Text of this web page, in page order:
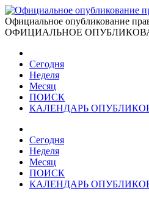
Официальное опубликование
ОФИЦИАЛЬНОЕ
Сегодня
Неделя
Месяц
ПОИСК
КАЛЕНДАРЬ
Сегодня
Неделя
Месяц
ПОИСК
КАЛЕНДАРЬ